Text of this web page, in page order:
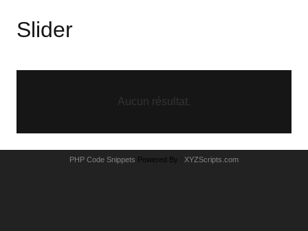
Slider
Aucun résultat.
PHP Code Snippets Powered By : XYZScripts.com